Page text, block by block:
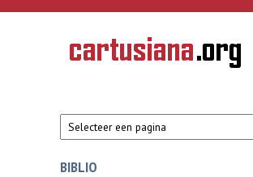
Overslaan en naar de inhoud gaan
Geschiedenis
van de
BIBLIO